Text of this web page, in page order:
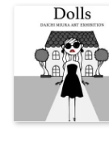
コラム